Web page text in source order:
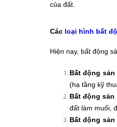
của đất.
Các loại hình bất
Hiện nay, bất động
Bất động
(hạ tầng kỹ
Bất động
đất làm muối,
Bất động